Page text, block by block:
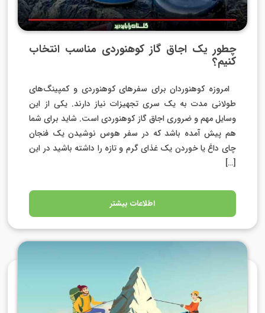
چطور یک اجاق گاز کوهنوردی مناسب انتخاب
کنیم؟
امروزه کوهنوردان برای سفرهای کوهنوردی و کمپینگ‌های
طولانی مدت به یک سری تجهیزات نیاز دارند. یکی از این
وسایل مهم و ضروری اجاق گاز کوهنوردی است. شاید برای شما
هم پیش آمده باشد که در سفر هوس نوشیدن یک فنجان
چای داغ یا خوردن یک غذای گرم و تازه را داشته باشید در این
[…]
اطلاعات بیشتر